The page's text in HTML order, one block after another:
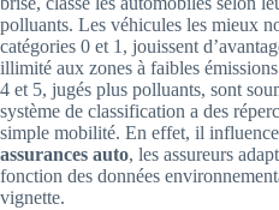
polluants. Les véhicules les mieux
catégories 0 et 1, jouissent
illimité aux zones à faibles
4 et 5, jugés plus polluants, sont
système de classification a des
simple mobilité. En effet, il
assurances auto, les assureurs
fonction des données
vignette.